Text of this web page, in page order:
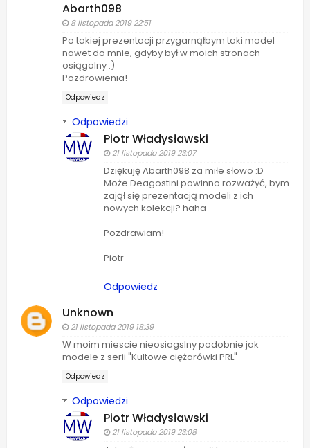
Abarth098
8 listopada 2019 22:51
Po takiej prezentacji przygarnąłbym taki model
nawet do mnie, gdyby był w moich stronach
osiągalny :)
Pozdrowienia!
Odpowiedz
Odpowiedzi
Piotr Władysławski
21 listopada 2019 23:07
Dziękuję Abarth098 za miłe słowo :D
Może Deagostini powinno rozważyć, bym
zajął się prezentacją modeli z ich
nowych kolekcji? haha
Pozdrawiam!
Piotr
Odpowiedz
Unknown
21 listopada 2019 18:39
W moim miescie nieosiagslny podobnie jak
modele z serii "Kultowe ciężarówki PRL"
Odpowiedz
Odpowiedzi
Piotr Władysławski
21 listopada 2019 23:08